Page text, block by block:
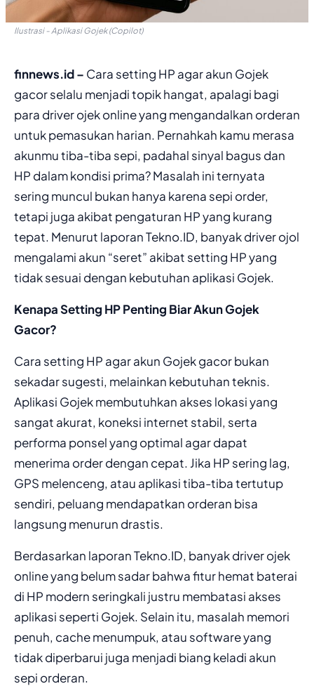
Ilustrasi - Aplikasi Gojek (Copilot)
finnews.id – Cara setting HP agar akun Gojek
gacor selalu menjadi topik hangat, apalagi bagi
para driver ojek online yang mengandalkan orderan
untuk pemasukan harian. Pernahkah kamu merasa
akunmu tiba-tiba sepi, padahal sinyal bagus dan
HP dalam kondisi prima? Masalah ini ternyata
sering muncul bukan hanya karena sepi order,
tetapi juga akibat pengaturan HP yang kurang
tepat. Menurut laporan Tekno.ID, banyak driver ojol
mengalami akun “seret” akibat setting HP yang
tidak sesuai dengan kebutuhan aplikasi Gojek.
Kenapa Setting HP Penting Biar Akun Gojek
Gacor?
Cara setting HP agar akun Gojek gacor bukan
sekadar sugesti, melainkan kebutuhan teknis.
Aplikasi Gojek membutuhkan akses lokasi yang
sangat akurat, koneksi internet stabil, serta
performa ponsel yang optimal agar dapat
menerima order dengan cepat. Jika HP sering lag,
GPS melenceng, atau aplikasi tiba-tiba tertutup
sendiri, peluang mendapatkan orderan bisa
langsung menurun drastis.
Berdasarkan laporan Tekno.ID, banyak driver ojek
online yang belum sadar bahwa fitur hemat baterai
di HP modern seringkali justru membatasi akses
aplikasi seperti Gojek. Selain itu, masalah memori
penuh, cache menumpuk, atau software yang
tidak diperbarui juga menjadi biang keladi akun
sepi orderan.